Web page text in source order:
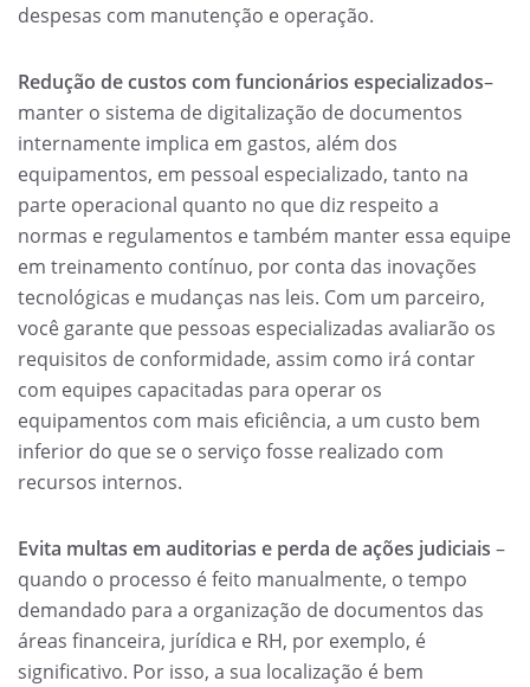
despesas com manutenção e operação.
Redução de custos com funcionários especializados–
manter o sistema de digitalização de documentos
internamente implica em gastos, além dos
equipamentos, em pessoal especializado, tanto na
parte operacional quanto no que diz respeito a
normas e regulamentos e também manter essa equipe
em treinamento contínuo, por conta das inovações
tecnológicas e mudanças nas leis. Com um parceiro,
você garante que pessoas especializadas avaliarão os
requisitos de conformidade, assim como irá contar
com equipes capacitadas para operar os
equipamentos com mais eficiência, a um custo bem
inferior do que se o serviço fosse realizado com
recursos internos.
Evita multas em auditorias e perda de ações judiciais –
quando o processo é feito manualmente, o tempo
demandado para a organização de documentos das
áreas financeira, jurídica e RH, por exemplo, é
significativo. Por isso, a sua localização é bem